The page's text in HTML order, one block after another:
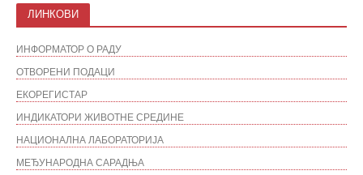
ЛИНКОВИ
ИНФОРМАТОР О РАДУ
ОТВОРЕНИ ПОДАЦИ
ЕКОРЕГИСТАР
ИНДИКАТОРИ ЖИВОТНЕ СРЕДИНЕ
НАЦИОНАЛНА ЛАБОРАТОРИЈА
МЕЂУНАРОДНА САРАДЊА